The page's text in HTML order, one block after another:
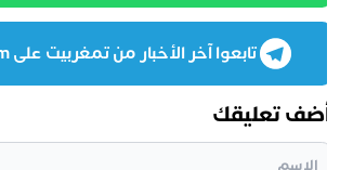
تابعوا آخر الأخبار من تمغربيت على Telegram
تعليقك